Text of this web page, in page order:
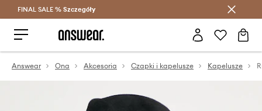
Oszczędzaj z Answear Club >
FINAL SALE % Szczegóły
Answear Ona Akcesoria Czapki i kapelusze Kapelusze